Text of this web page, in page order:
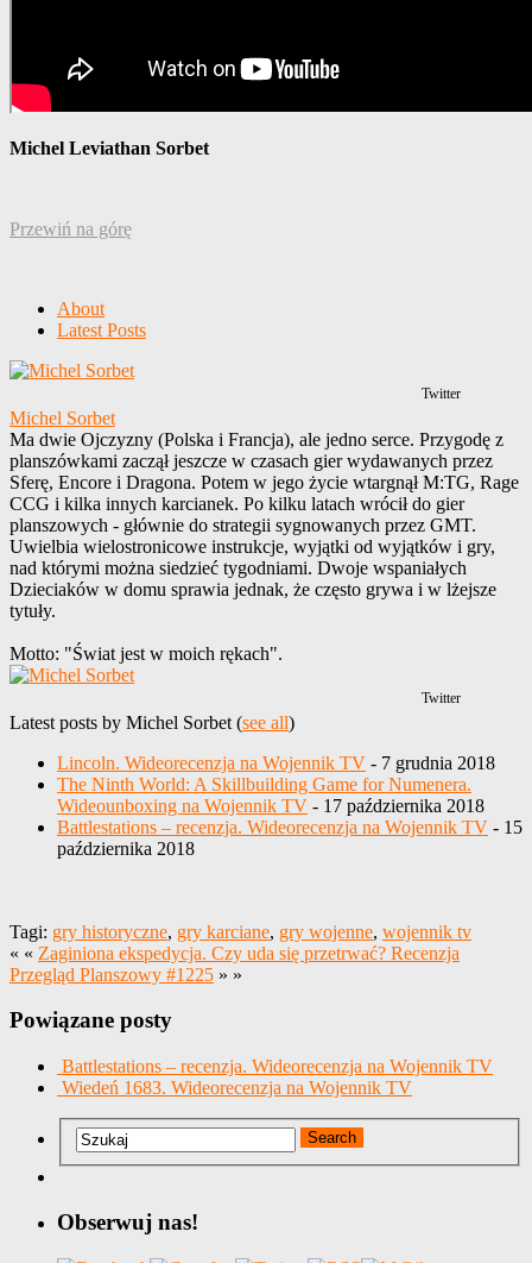
Michel Leviathan Sorbet
Przewiń na górę
About
Latest Posts
Twitter
Michel Sorbet
Ma dwie Ojczyzny (Polska i Francja), ale jedno serce. Przygodę z
planszówkami zaczął jeszcze w czasach gier wydawanych przez
Sferę, Encore i Dragona. Potem w jego życie wtargnął M:TG, Rage
CCG i kilka innych karcianek. Po kilku latach wrócił do gier
planszowych - głównie do strategii sygnowanych przez GMT.
Uwielbia wielostronicowe instrukcje, wyjątki od wyjątków i gry,
nad którymi można siedzieć tygodniami. Dwoje wspaniałych
Dzieciaków w domu sprawia jednak, że często grywa i w lżejsze
tytuły.
Motto: "Świat jest w moich rękach".
Twitter
Latest posts by Michel Sorbet (see all)
Lincoln. Wideorecenzja na Wojennik TV - 7 grudnia 2018
The Ninth World: A Skillbuilding Game for Numenera.
Wideounboxing na Wojennik TV - 17 października 2018
Battlestations – recenzja. Wideorecenzja na Wojennik TV - 15
października 2018
Tagi: gry historyczne, gry karciane, gry wojenne, wojennik tv
« « Zaginiona ekspedycja. Czy uda się przetrwać? Recenzja
Przegląd Planszowy #1225 » »
Powiązane posty
Battlestations – recenzja. Wideorecenzja na Wojennik TV
Wiedeń 1683. Wideorecenzja na Wojennik TV
Obserwuj nas!